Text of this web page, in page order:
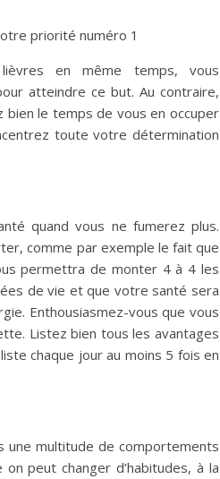
priorité numéro 1
en même temps, vous
atteindre ce but. Au contraire,
bien le temps de vous en occuper
toute votre détermination
quand vous ne fumerez plus.
comme par exemple le fait que
permettra de monter 4 à 4 les
de vie et que votre santé sera
Enthousiasmez-vous que vous
Listez bien tous les avantages
chaque jour au moins 5 fois en
une multitude de comportements
peut changer d’habitudes, à la